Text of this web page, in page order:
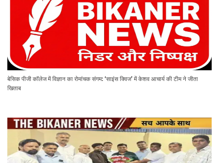
बेसिक पीजी कॉलेज में विज्ञान का रोमांचक संगम: ‘साइंस क्विज’ में केशव आचार्य की टीम ने जीता
खिताब